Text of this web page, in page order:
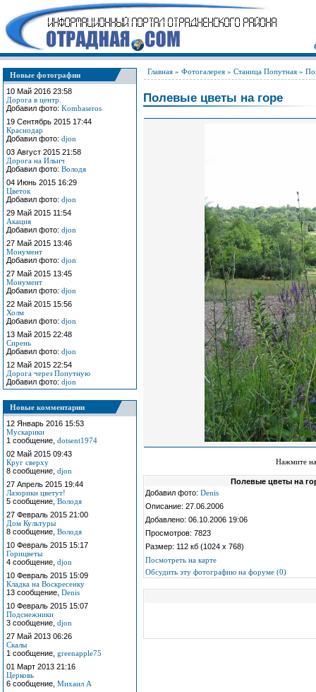
Новые фотографии
10 Май 2016 23:58
Дорога в центр.
Добавил фото: Kombaseros
19 Сентябрь 2015 17:44
Краснодар
Добавил фото: djon
03 Август 2015 21:58
Дорога на Ильич
Добавил фото: Володя
04 Июнь 2015 16:29
Цветок
Добавил фото: djon
29 Май 2015 11:54
Акация
Добавил фото: djon
27 Май 2015 13:46
Монумент
Добавил фото: djon
27 Май 2015 13:45
Монумент
Добавил фото: djon
22 Май 2015 15:56
Холм
Добавил фото: djon
13 Май 2015 22:48
Сирень
Добавил фото: djon
12 Май 2015 22:54
Дорога через Попутную
Добавил фото: djon
Новые комментарии
12 Январь 2016 15:53
Мускарики
1 сообщение, dotsent1974
02 Май 2015 09:43
Круг сверху
8 сообщение, djon
27 Апрель 2015 19:44
Лазорики цветут!
5 сообщение, Володя
27 Февраль 2015 21:00
Дом Культуры
8 сообщение, Володя
10 Февраль 2015 15:17
Горицветы
4 сообщение, djon
10 Февраль 2015 15:09
Кладка на Воскресенку
13 сообщение, Denis
10 Февраль 2015 15:07
Подснежники
3 сообщение, djon
27 Май 2013 06:26
Скалы
1 сообщение, greenapple75
01 Март 2013 21:16
Церковь
6 сообщение, Михаил А
Главная » Фотогалерея » Станица Попутная »
Полевые цветы на горе
Нажмите
Полевые цветы на
Добавил фото: Denis
Описание: 27.06.2006
Добавлено: 06.10.2006 19:06
Просмотров: 7823
Размер: 112 кб (1024 x 768)
Посмотреть на карте
Обсудить эту фотографию на форуме (0)